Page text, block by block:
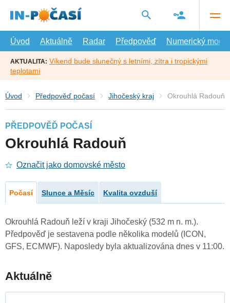
hlavní
Úvod
Aktuálně Radar Předpověď Numerický model
AKTUALITA: Víkend bude slunečný s letními, zítra i tropickými
teplotami
Úvod Předpověď počasí Jihočeský kraj Okrouhlá Radouň
PŘEDPOVĚĎ POČASÍ
Okrouhlá Radouň
Označit jako domovské město
Počasí Slunce a Měsíc Kvalita ovzduší
Okrouhlá Radouň leží v kraji Jihočeský (532 m n. m.).
Předpověď je sestavena podle několika modelů (ICON,
GFS, ECMWF). Naposledy byla aktualizována dnes v 11:00.
Aktuálně